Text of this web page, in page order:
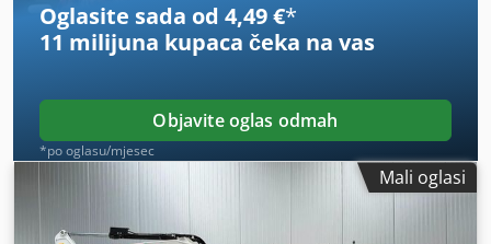
Oglasite sada od 4,49 €*
11 milijuna kupaca čeka na vas
Objavite oglas odmah
*po oglasu/mjesec
Mali oglasi